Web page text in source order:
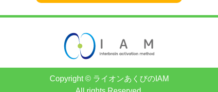
Copyright © ライオンあくびのIAM